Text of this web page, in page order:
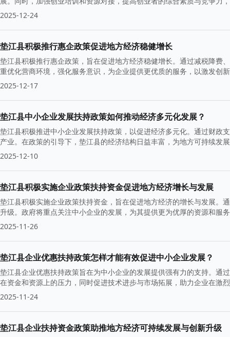
2025-12-24
垫江县积极推行惠企政策促进地方经济稳健增长
垫江县积极推行惠企政策，旨在促进地方经济稳健增长。通过减税降费
重优化营商环境，强化服务意识，为企业提供更优质的服务，以激发创
2025-12-17
垫江县中小企业发展扶持政策如何推动经济多元化发展？
垫江县积极推进中小企业发展扶持政策，以促进经济多元化。通过财政
产业。在政策的引导下，垫江县的经济结构日益丰富，为地方可持续发
2025-12-10
垫江县积极实施企业政策扶持资金促进地方经济增长与发展
垫江县积极实施企业政策扶持资金，旨在促进地方经济的增长与发展。
升级。政府将重点关注中小企业的发展，为其提供更为优厚的资源和服
2025-11-26
垫江县企业优惠扶持政策怎样才能有效促进中小企业发展？
垫江县企业优惠扶持政策旨在为中小企业的发展提供强有力的支持。通
在资金和资源上的压力，同时促进技术进步与市场拓展，助力企业在激
2025-11-24
垫江县企业扶持资金政策助推地方经济可持续发展与创新升级